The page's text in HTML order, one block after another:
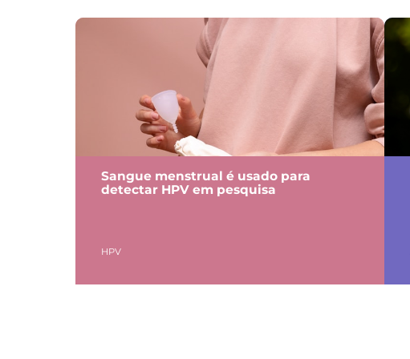
Sangue menstrual é usado para
detectar HPV em pesquisa
HPV